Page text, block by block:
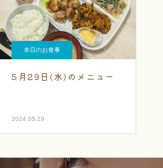
本日のお食事
5月29日(水)のメニュー
2024.05.29